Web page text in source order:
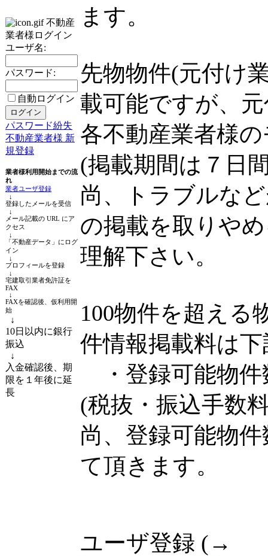
不動産
業者様ログイン
ユーザ名:
パスワード:
自動ログイン
パスワード紛失
不動産業者様 新
規登録
業者様利用開始までの流
れ
業者ユーザ登録
↓
登録したメールを受信
↓
メール記載の URL にア
クセス
↓
「不動産データ」にログ
イン
↓
プロフィールを登録
↓
宅建取引業者免許証を
FAX
↓
FAXを確認後、仮利用開
始
↓
10日以内に銀行
振込
↓
入金確認後、期
限を１年後に延
長
ます。
先物物件(元付け
載可能ですが、
各不動産業者様
(掲載期間は７日
尚、トラブルな
の掲載を取りや
理解下さい。
100物件を超える
件情報掲載料は
・登録可能物件
(税抜・振込手数
尚、登録可能物
て頂きます。
ユーザ登録 (→